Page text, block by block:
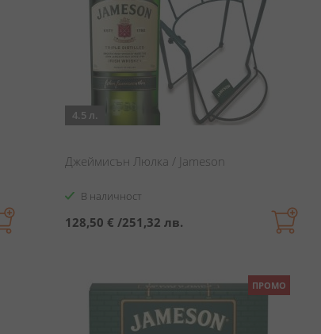
4.5 л.
Джеймисън Люлка / Jameson
В наличност
128,50 € /251,32 лв.
ПРОМО